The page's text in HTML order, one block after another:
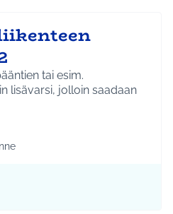
tai esim.
lisävarsi, jolloin saadaan
Riihikallio
teeman mukaan: Infra ja liikenne